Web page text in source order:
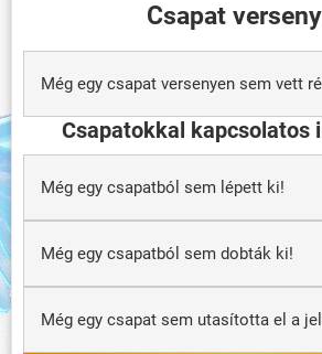
Csapat
Még egy csapat versenyen sem vett
Csapatokkal kapcsolatos
Még egy csapatból sem lépett ki!
Még egy csapatból sem dobták ki!
Még egy csapat sem utasította el a